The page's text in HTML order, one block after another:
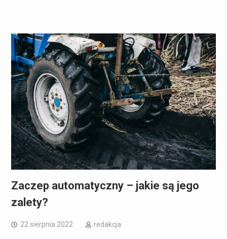
Zaczep automatyczny – jakie są jego
zalety?
22 sierpnia 2022 redakcja